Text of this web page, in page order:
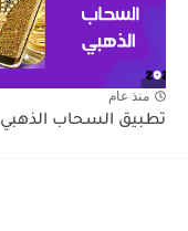
منذ عام
تطبيق السحاب الذهبي